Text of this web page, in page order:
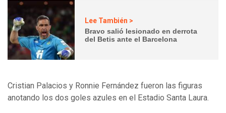
Lee También >
Bravo salió lesionado en derrota
del Betis ante el Barcelona
Cristian Palacios y Ronnie Fernández fueron las figuras
anotando los dos goles azules en el Estadio Santa Laura.